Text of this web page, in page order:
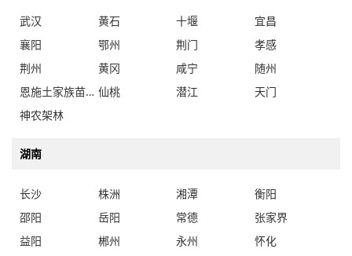
武汉 黄石 十堰
宜昌
襄阳
鄂州 荆门
孝感
荆州
黄冈 咸宁
随州
恩施土家族苗族自治州 仙桃 潜江
天门
神农架林
湖南
长沙 株洲 湘潭
衡阳
邵阳
岳阳 常德
张家界
益阳
郴州 永州
怀化